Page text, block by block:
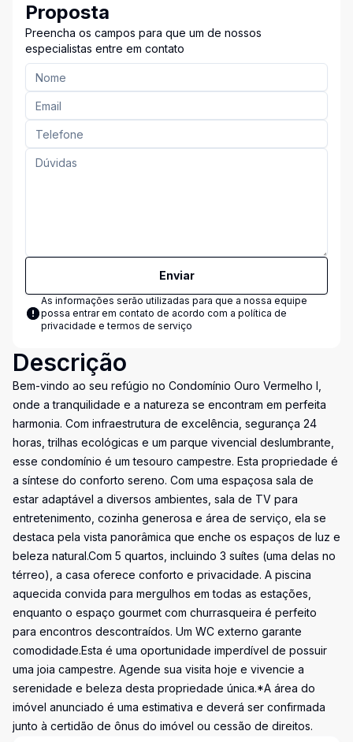
Proposta
Preencha os campos para que um de nossos
especialistas entre em contato
Enviar
As informações serão utilizadas para que a nossa equipe
possa entrar em contato de acordo com a política de
privacidade e termos de serviço
Descrição
Bem-vindo ao seu refúgio no Condomínio Ouro Vermelho I,
onde a tranquilidade e a natureza se encontram em perfeita
harmonia. Com infraestrutura de excelência, segurança 24
horas, trilhas ecológicas e um parque vivencial deslumbrante,
esse condomínio é um tesouro campestre. Esta propriedade é
a síntese do conforto sereno. Com uma espaçosa sala de
estar adaptável a diversos ambientes, sala de TV para
entretenimento, cozinha generosa e área de serviço, ela se
destaca pela vista panorâmica que enche os espaços de luz e
beleza natural.Com 5 quartos, incluindo 3 suítes (uma delas no
térreo), a casa oferece conforto e privacidade. A piscina
aquecida convida para mergulhos em todas as estações,
enquanto o espaço gourmet com churrasqueira é perfeito
para encontros descontraídos. Um WC externo garante
comodidade.Esta é uma oportunidade imperdível de possuir
uma joia campestre. Agende sua visita hoje e vivencie a
serenidade e beleza desta propriedade única.*A área do
imóvel anunciado é uma estimativa e deverá ser confirmada
junto à certidão de ônus do imóvel ou cessão de direitos.